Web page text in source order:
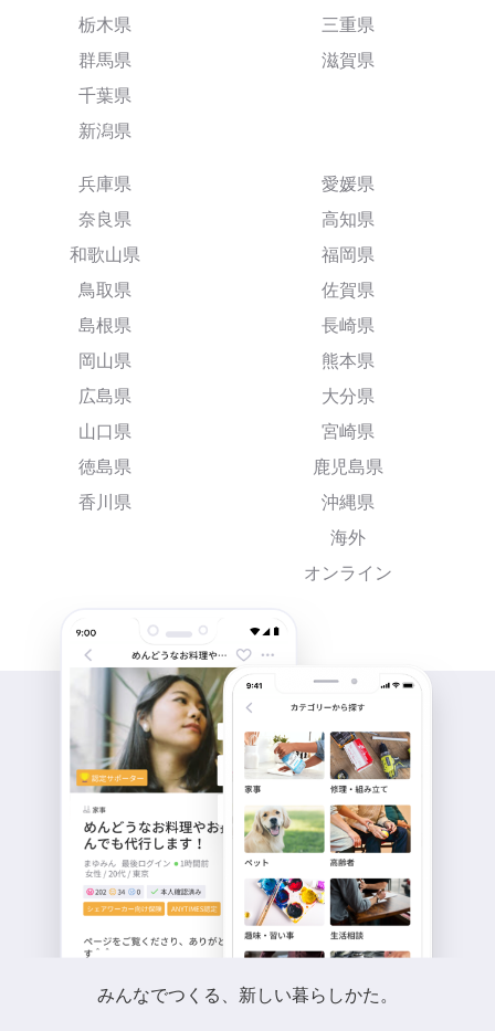
栃木県
群馬県
千葉県
新潟県
三重県
滋賀県
兵庫県
奈良県
和歌山県
鳥取県
島根県
岡山県
広島県
山口県
徳島県
香川県
愛媛県
高知県
福岡県
佐賀県
長崎県
熊本県
大分県
宮崎県
鹿児島県
沖縄県
海外
オンライン
みんなでつくる、新しい暮らしかた。